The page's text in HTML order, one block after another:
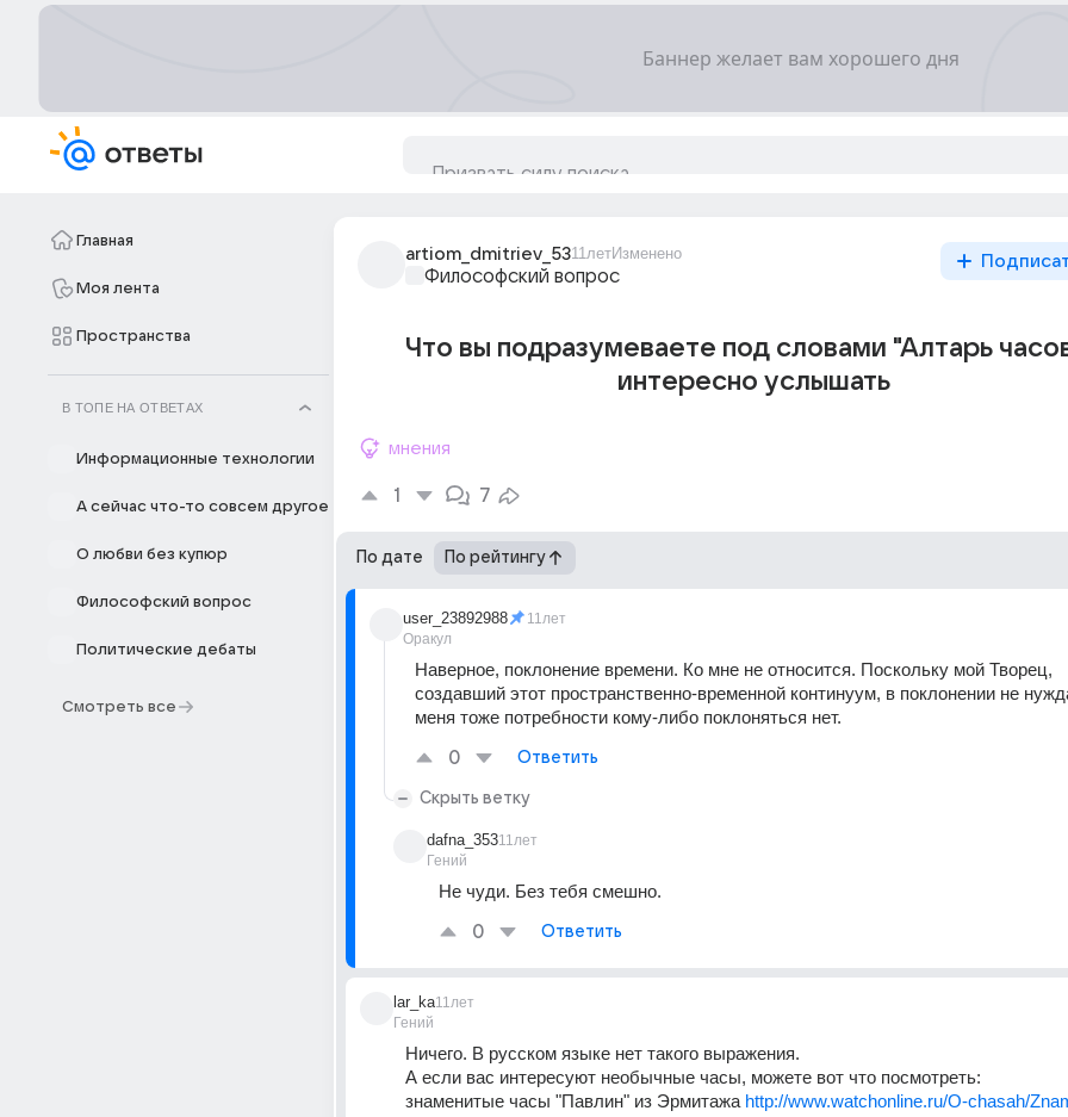
Главная
Моя лента
Пространства
В ТОПЕ НА ОТВЕТАХ
Информационные технологии
А сейчас что-то совсем другое
О любви без купюр
Философский вопрос
Политические дебаты
Смотреть все
artiom_dmitriev_5311летИзменено
Философский вопрос
Что вы подразумеваете под словами "Алтарь
интересно услышать
мнения
1 7
По дате По рейтингу
user_23892988
Оракул
11лет
Наверное, поклонение времени. Ко мне не относится. Поскольку мой Творец,
создавший этот пространственно-временной континуум, в поклонении не
меня тоже потребности кому-либо поклоняться нет.
0 Ответить
Скрыть ветку
dafna_353
Гений
11лет
Не чуди. Без тебя смешно.
0 Ответить
lar_ka
Гений
11лет
Ничего. В русском языке нет такого выражения.
А если вас интересуют необычные часы, можете вот что посмотреть:
знаменитые часы "Павлин" из Эрмитажа http://www.watchonline.ru/O-chasah/